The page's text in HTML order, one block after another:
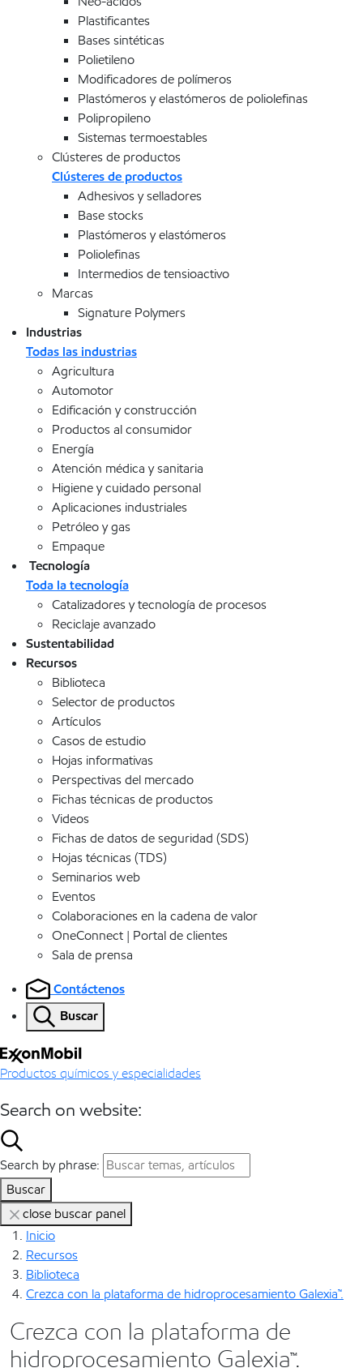
Plastificantes
Bases sintéticas
Polietileno
Modificadores de polímeros
Plastómeros y elastómeros de poliolefinas
Polipropileno
Sistemas termoestables
Clústeres de productos
Clústeres de productos
Adhesivos y selladores
Base stocks
Plastómeros y elastómeros
Poliolefinas
Intermedios de tensioactivo
Marcas
Signature Polymers
Industrias
Todas las industrias
Agricultura
Automotor
Edificación y construcción
Productos al consumidor
Energía
Atención médica y sanitaria
Higiene y cuidado personal
Aplicaciones industriales
Petróleo y gas
Empaque
Tecnología
Toda la tecnología
Catalizadores y tecnología de procesos
Reciclaje avanzado
Sustentabilidad
Recursos
Biblioteca
Selector de productos
Artículos
Casos de estudio
Hojas informativas
Perspectivas del mercado
Fichas técnicas de productos
Videos
Fichas de datos de seguridad (SDS)
Hojas técnicas (TDS)
Seminarios web
Eventos
Colaboraciones en la cadena de valor
OneConnect | Portal de clientes
Sala de prensa
Contáctenos
Buscar
Productos químicos y especialidades
Search on website:
Search by phrase:
Buscar
close buscar panel
Inicio
Recursos
Biblioteca
Crezca con la plataforma de hidroprocesamiento Galexia™.
Crezca con la plataforma de
hidroprocesamiento Galexia™.